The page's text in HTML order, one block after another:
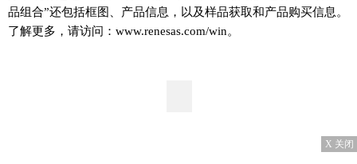
品组合”还包括框图、产品信息，以及样品获取和产品购买信息。
了解更多，请访问：www.renesas.com/win。
X 关闭